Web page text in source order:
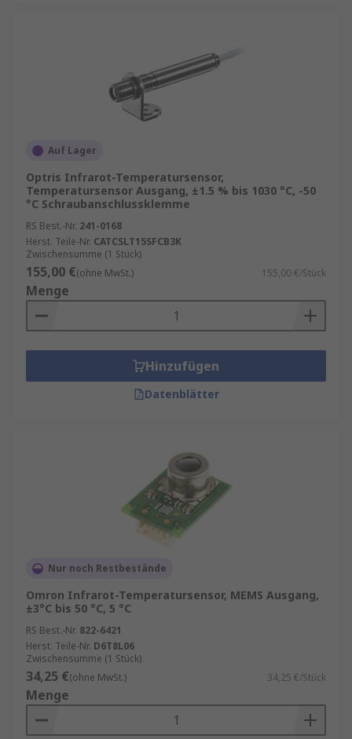
indem sie Temperaturschwankungen im
Sichtfeld messen.
IR-Sensoren können mehr Details liefern.
Ein IR-Sensor kann bei einer Messung mehr
indem er einfach auf verschiedene Stellen
des zu lesenden Objekts gerichtet wird.
Kalibration
Bei Bedarf bieten wir auch einen
hervorragenden Inhouse-Kalibrierungsservice
an. Siehe hier für weitere Details zu unserem
Kalibrierungsservice
Auf Lager
Optris Infrarot-Temperatursensor,
Temperatursensor Ausgang, ±1.5 % bis 1030 °C, -50
°C Schraubanschlussklemme
RS Best.-Nr. 241-0168
Herst. Teile-Nr. CATCSLT15SFCB3K
Zwischensumme (1 Stück)
155,00 €(ohne MwSt.) 155,00 €/Stück
Menge
Hinzufügen
Datenblätter
Nur noch Restbestände
Omron Infrarot-Temperatursensor, MEMS Ausgang,
±3°C bis 50 °C, 5 °C
RS Best.-Nr. 822-6421
Herst. Teile-Nr. D6T8L06
Zwischensumme (1 Stück)
34,25 €(ohne MwSt.) 34,25 €/Stück
Menge